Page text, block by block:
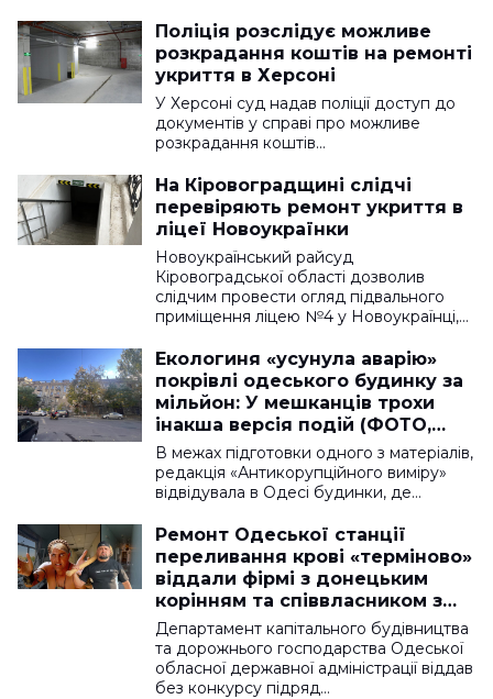
Поліція розслідує можливе
розкрадання коштів на ремонті
укриття в Херсоні
У Херсоні суд надав поліції доступ до
документів у справі про можливе
розкрадання коштів…
На Кіровоградщині слідчі
перевіряють ремонт укриття в
ліцеї Новоукраїнки
Новоукраїнський райсуд
Кіровоградської області дозволив
слідчим провести огляд підвального
приміщення ліцею №4 у Новоукраїнці,…
Екологиня «усунула аварію»
покрівлі одеського будинку за
мільйон: У мешканців трохи
інакша версія подій (ФОТО,
ВІДЕО)
В межах підготовки одного з матеріалів,
редакція «Антикорупційного виміру»
відвідувала в Одесі будинки, де…
Ремонт Одеської станції
переливання крові «терміново»
віддали фірмі з донецьким
корінням та співвласником з
мерськими амбіціями
Департамент капітального будівництва
та дорожнього господарства Одеської
обласної державної адміністрації віддав
без конкурсу підряд…